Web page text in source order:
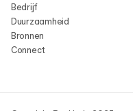
Bedrijf
Duurzaamheid
Bronnen
Connect